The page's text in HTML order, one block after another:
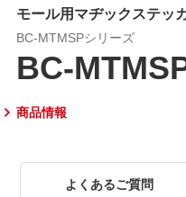
モール用マヂックステッ
BC-MTMSPシリーズ
BC-
商品情報
よくあるご質問